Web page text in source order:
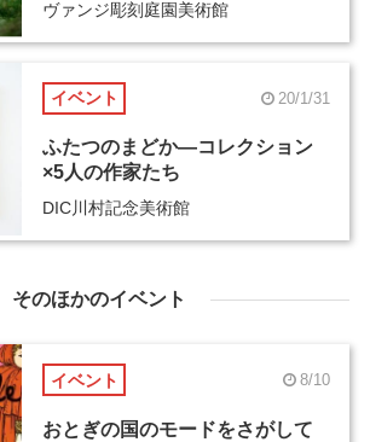
ヴァンジ彫刻庭園美術館
イベント 20/1/31
ふたつのまどか―コレクション
×5人の作家たち
DIC川村記念美術館
そのほかのイベント
イベント 8/10
おとぎの国のモードをさがして